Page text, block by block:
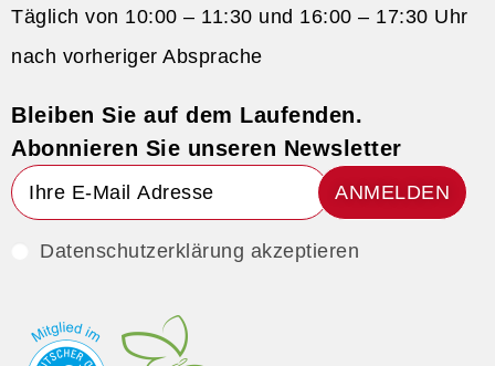
Täglich von 10:00 – 11:30 und 16:00 – 17:30 Uhr
nach vorheriger Absprache
Bleiben Sie auf dem Laufenden.
Abonnieren Sie unseren Newsletter
ANMELDEN
Datenschutzerklärung akzeptieren